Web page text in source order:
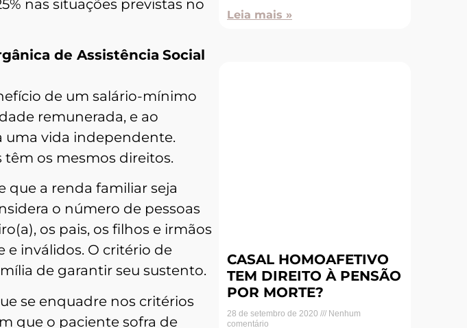
nas situações previstas no
de Assistência Social
de um salário-mínimo
remunerada, e ao
uma vida independente.
têm os mesmos direitos.
que a renda familiar seja
o número de pessoas
os pais, os filhos e irmãos
inválidos. O critério de
de garantir seu sustento.
se enquadre nos critérios
que o paciente sofra de
Leia mais »
CASAL HOMOAFETIVO
TEM DIREITO À PENSÃO
POR MORTE?
28 de setembro de 2020
Nenhum
comentário